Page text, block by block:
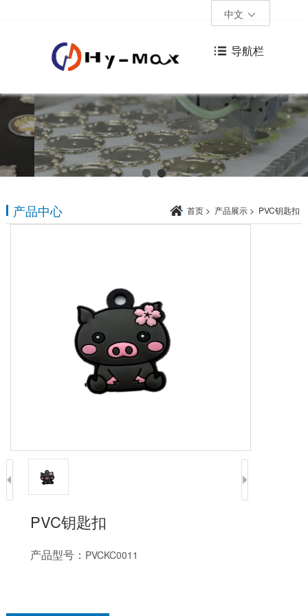
中文
导航栏
产品中心 首页 > 产品展示 > PVC钥匙扣
PVC钥匙扣
产品型号： PVCKC0011